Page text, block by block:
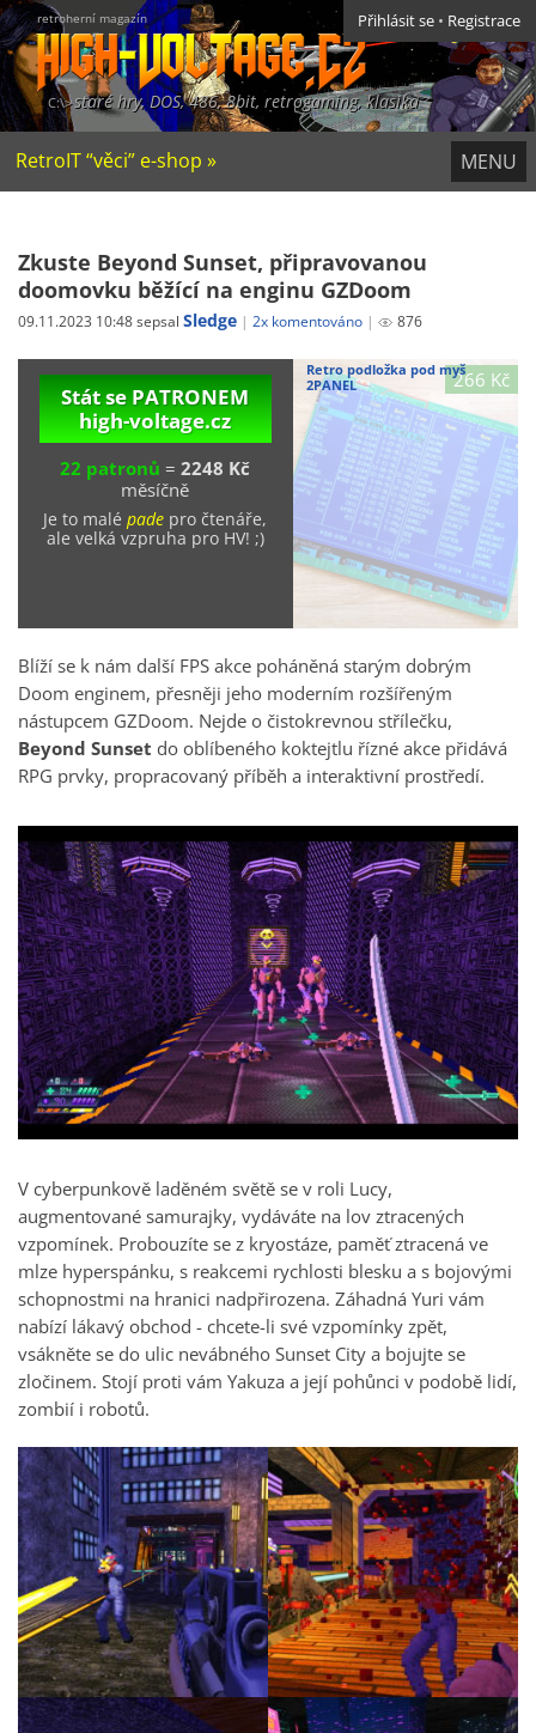
retroherní magazín
staré hry, DOS, 486, 8bit, retrogaming, klasika
Přihlásit se • Registrace
MENU
RetroIT “věci” e-shop »
Zkuste Beyond Sunset, připravovanou
doomovku běžící na enginu GZDoom
09.11.2023 10:48 sepsal Sledge 2x komentováno 876
Stát se PATRONEM
high-voltage.cz
22 patronů =2248 Kč
měsíčně
Je to malépade pro čtenáře,
ale velká vzpruha pro HV! ;)
266 Kč
Retro podložka pod myš
2PANEL
Blíží se k nám další FPS akce poháněná starým dobrým
Doom enginem, přesněji jeho moderním rozšířeným
nástupcem GZDoom. Nejde o čistokrevnou střílečku,
Beyond Sunset do oblíbeného koktejtlu řízné akce přidává
RPG prvky, propracovaný příběh a interaktivní prostředí.
V cyberpunkově laděném světě se v roli Lucy,
augmentované samurajky, vydáváte na lov ztracených
vzpomínek. Probouzíte se z kryostáze, paměť ztracená ve
mlze hyperspánku, s reakcemi rychlosti blesku a s bojovými
schopnostmi na hranici nadpřirozena. Záhadná Yuri vám
nabízí lákavý obchod - chcete-li své vzpomínky zpět,
vsákněte se do ulic nevábného Sunset City a bojujte se
zločinem. Stojí proti vám Yakuza a její pohůnci v podobě lidí,
zombií i robotů.